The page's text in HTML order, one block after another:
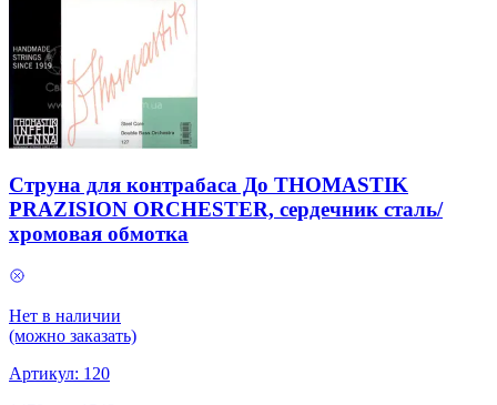
Струна для контрабаса До THOMASTIK
PRAZISION ORCHESTER, сердечник сталь/
хромовая обмотка
Нет в наличии
(можно заказать)
Артикул: 120